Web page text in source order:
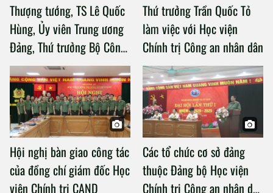
Thượng tướng, TS Lê Quốc
Hùng, Ủy viên Trung ương
Đảng, Thứ trưởng Bộ Công
an làm việc với Học viện
Chính trị Công an nhân dân
Thứ trưởng Trần Quốc Tỏ
làm việc với Học viện
Chính trị Công an nhân dân
Hội nghị bàn giao công tác
của đồng chí giám đốc Học
viện Chính trị CAND
Các tổ chức cơ sở đảng
thuộc Đảng bộ Học viện
Chính trị Công an nhân dân